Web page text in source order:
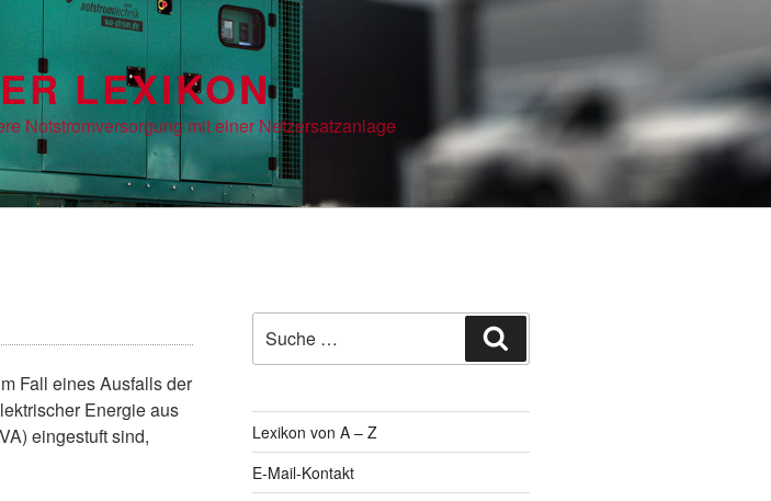
LEXIKON
Notstromversorgung mit einer Netzersatzanlage
Fall eines Ausfalls der
Energie aus
eingestuft sind,
nach:
Lexikon von A – Z
E-Mail-Kontakt